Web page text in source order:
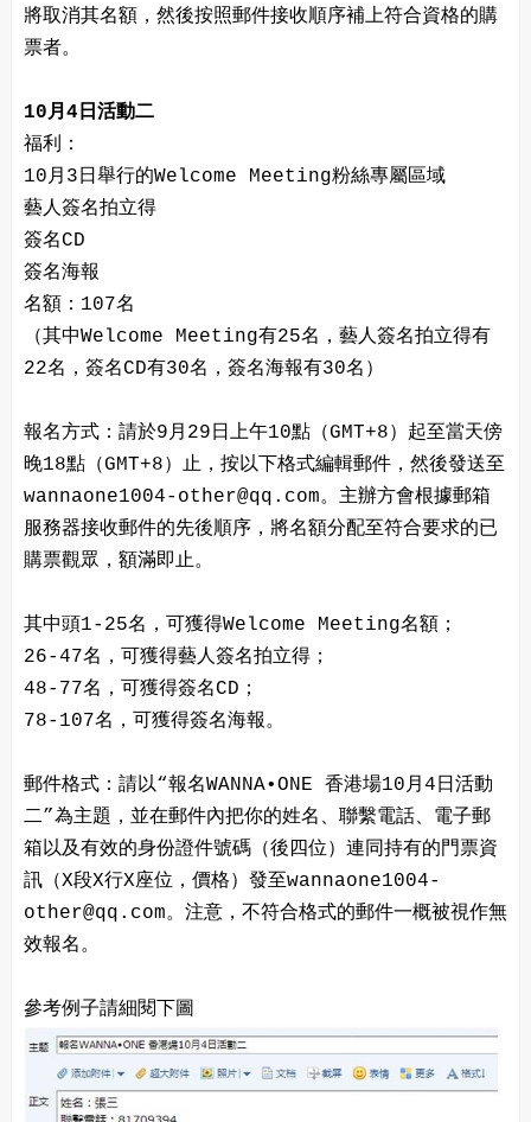
將取消其名額，然後按照郵件接收順序補上符合資格的購
票者。
10月4日活動二
福利：
10月3日舉行的Welcome Meeting粉絲專屬區域
藝人簽名拍立得
簽名CD
簽名海報
名額：107名
（其中Welcome Meeting有25名，藝人簽名拍立得有
22名，簽名CD有30名，簽名海報有30名）
報名方式：請於9月29日上午10點（GMT+8）起至當天傍
晚18點（GMT+8）止，按以下格式編輯郵件，然後發送至
wannaone1004-other@qq.com。主辦方會根據郵箱
服務器接收郵件的先後順序，將名額分配至符合要求的已
購票觀眾，額滿即止。
其中頭1-25名，可獲得Welcome Meeting名額；
26-47名，可獲得藝人簽名拍立得；
48-77名，可獲得簽名CD；
78-107名，可獲得簽名海報。
郵件格式：請以“報名WANNA•ONE 香港場10月4日活動
二”為主題，並在郵件內把你的姓名、聯繫電話、電子郵
箱以及有效的身份證件號碼（後四位）連同持有的門票資
訊（X段X行X座位，價格）發至wannaone1004-
other@qq.com。注意，不符合格式的郵件一概被視作無
效報名。
參考例子請細閱下圖